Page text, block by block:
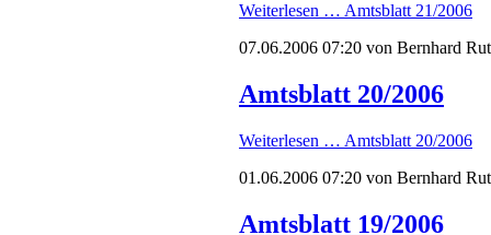
Weiterlesen … Amtsblatt 21/2006
07.06.2006 07:20 von Bernhard
Amtsblatt 20/2006
Weiterlesen … Amtsblatt 20/2006
01.06.2006 07:20 von Bernhard
Amtsblatt 19/2006